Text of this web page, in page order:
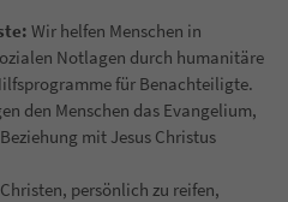
Wir helfen Menschen in
Notlagen durch humanitäre
für Benachteiligte.
den Menschen das Evangelium,
mit Jesus Christus
persönlich zu reifen,